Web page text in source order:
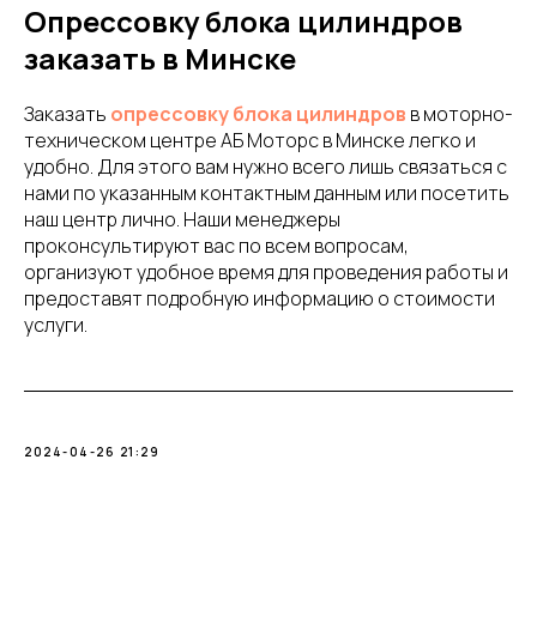
Опрессовку блока цилиндров
заказать в Минске
Заказать опрессовку блока цилиндров в моторно-
техническом центре АБ Моторс в Минске легко и
удобно. Для этого вам нужно всего лишь связаться с
нами по указанным контактным данным или посетить
наш центр лично. Наши менеджеры
проконсультируют вас по всем вопросам,
организуют удобное время для проведения работы и
предоставят подробную информацию о стоимости
услуги.
2024-04-26 21:29